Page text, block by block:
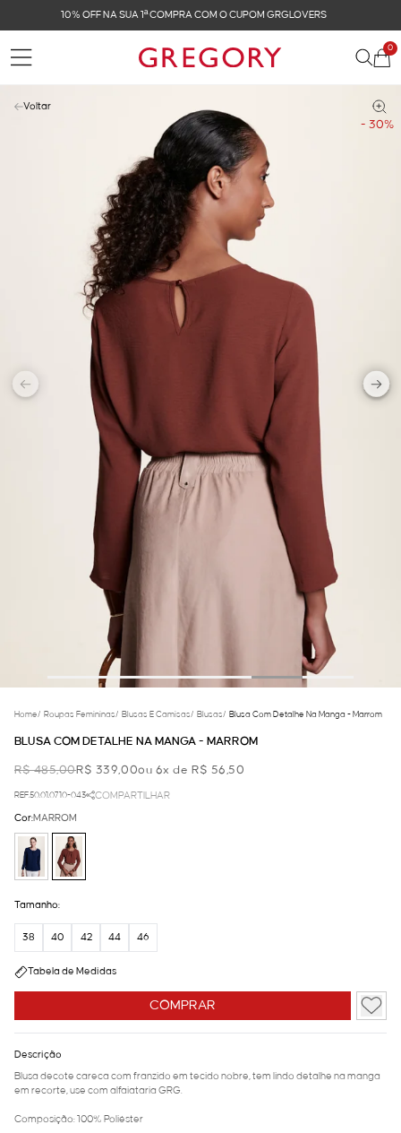
FRETE GRÁTIS NAS COMPRAS ACIMA DE R$ 899
0
- 30%
Voltar
Home/ Roupas Femininas/ Blusas E Camisas/ Blusas/ Blusa Com Detalhe Na Manga - Marrom
BLUSA COM DETALHE NA MANGA - MARROM
R$ 485,00R$ 339,00ou 6x de R$ 56,50
REF.50.01.0710-043 COMPARTILHAR
COMPRAR
Cor:MARROM
Tamanho:
38 40 42 44 46
Tabela de Medidas
Descrição
Blusa decote careca com franzido em tecido nobre, tem lindo detalhe na manga
em recorte, use com alfaiataria GRG.
Composição: 100% Poliéster